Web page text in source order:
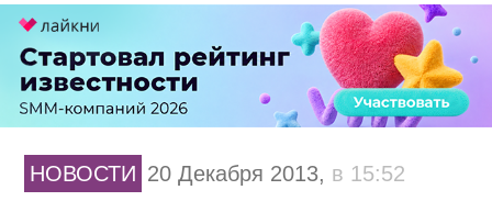
НОВОСТИ 20 Декабря 2013, в 15:52